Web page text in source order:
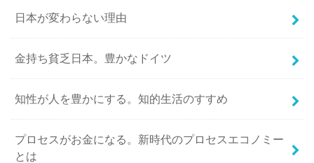
日本が変わらない理由
金持ち貧乏日本。豊かなドイツ
知性が人を豊かにする。知的生活のすすめ
プロセスがお金になる。新時代のプロセスエコノミー
とは